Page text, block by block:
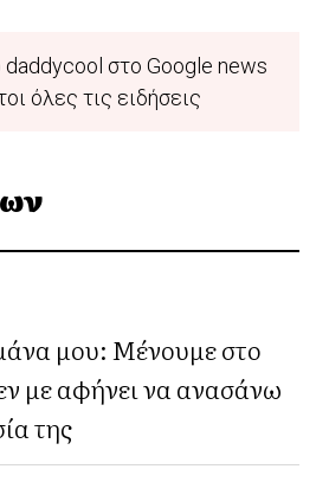
στο Google news
όλες τις ειδήσεις
μου: Μένουμε στο
με αφήνει να ανασάνω
της